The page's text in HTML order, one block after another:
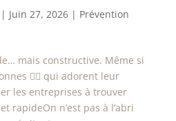
| Juin 27, 2026| Prévention
mais constructive. Même si
👷‍♀️ qui adorent leur
les entreprises à trouver
rapideOn n’est pas à l’abri